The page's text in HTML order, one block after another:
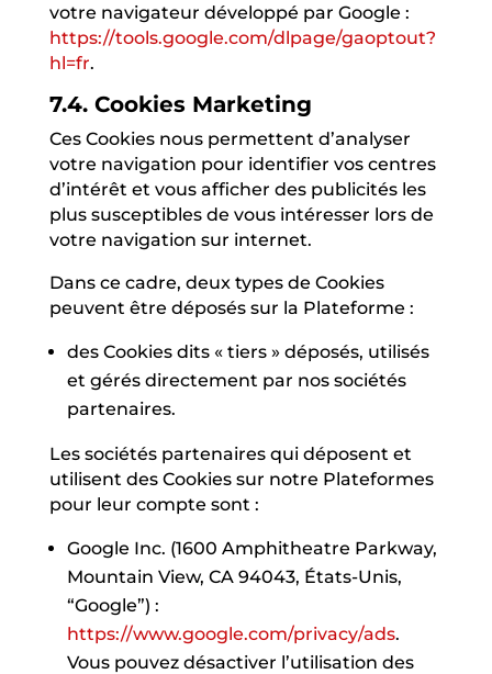
votre navigateur développé par Google :
https://tools.google.com/dlpage/gaoptout?
hl=fr.
7.4. Cookies Marketing
Ces Cookies nous permettent d’analyser
votre navigation pour identifier vos centres
d’intérêt et vous afficher des publicités les
plus susceptibles de vous intéresser lors de
votre navigation sur internet.
Dans ce cadre, deux types de Cookies
peuvent être déposés sur la Plateforme :
des Cookies dits « tiers » déposés, utilisés
et gérés directement par nos sociétés
partenaires.
Les sociétés partenaires qui déposent et
utilisent des Cookies sur notre Plateformes
pour leur compte sont :
Google Inc. (1600 Amphitheatre Parkway,
Mountain View, CA 94043, États-Unis,
“Google”) :
https://www.google.com/privacy/ads.
Vous pouvez désactiver l’utilisation des